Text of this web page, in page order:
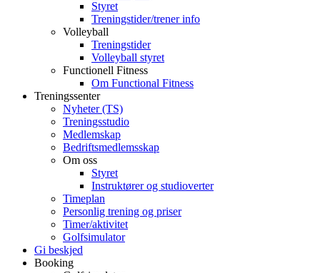
Styret
Treningstider/trener info
Volleyball
Treningstider
Volleyball styret
Functionell Fitness
Om Functional Fitness
Treningssenter
Nyheter (TS)
Treningsstudio
Medlemskap
Bedriftsmedlemsskap
Om oss
Styret
Instruktører og studioverter
Timeplan
Personlig trening og priser
Timer/aktivitet
Golfsimulator
Gi beskjed
Booking